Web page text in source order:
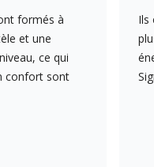
formés à
et une
ce qui
confort sont
Ils